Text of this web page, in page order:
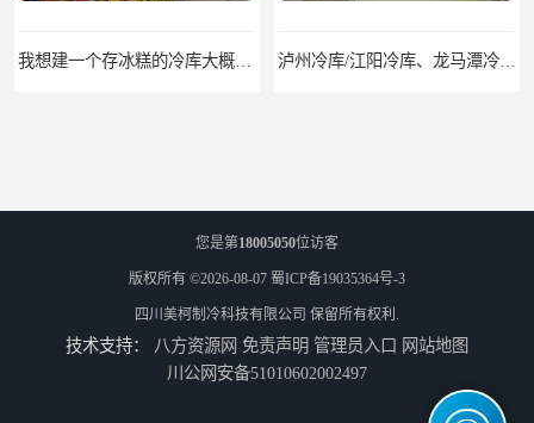
遂宁冻库/遂宁冻库价格/遂宁冻库安装
您是第18005050位访客
版权所有 ©2026-08-07 蜀ICP备19035364号-3
四川美柯制冷科技有限公司 保留所有权利.
技术支持： 八方资源网 免责声明 管理员入口 网站地图
川公网安备51010602002497